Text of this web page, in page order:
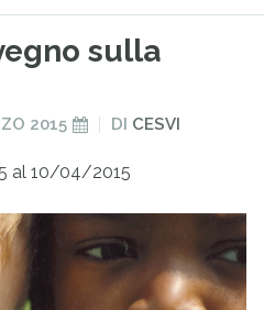
sulla
2015 DI CESVI
al 10/04/2015